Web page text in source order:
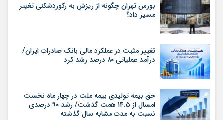
بورس تهران چگونه از ریزش به رکوردشکنی تغییر
مسیر داد؟
تغییر مثبت در عملکرد مالی بانک صادرات ایران/
درآمد عملیاتی ۸۰ درصد رشد کرد
حق بیمه تولیدی بیمه ملت در چهار ماه نخست
امسال از ۱۴.۵ همت گذشت/ رشد ۹۰ درصدی
نسبت به مدت مشابه سال گذشته